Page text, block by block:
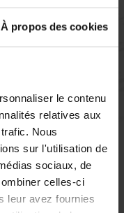
À propos des cookies
le contenu
relatives aux
Nous
sur l'utilisation de
sociaux, de
celles-ci
leur avez fournies
PIC.
à tout
aux prises avec une